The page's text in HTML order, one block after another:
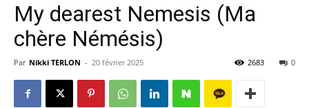
My dearest Nemesis (Ma
chère Némésis)
Par Nikki TERLON - 20 février 2025 0
2683